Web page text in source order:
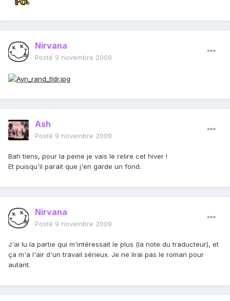
Nirvana
Posté 9 novembre 2009
Ash
Posté 9 novembre 2009
Bah tiens, pour la peine je vais le relire cet hiver !
Et puisqu'il parait que j'en garde un fond.
Nirvana
Posté 9 novembre 2009
J'ai lu la partie qui m'intéressait le plus (la note du traducteur), et
ça m'a l'air d'un travail sérieux. Je ne lirai pas le roman pour
autant.